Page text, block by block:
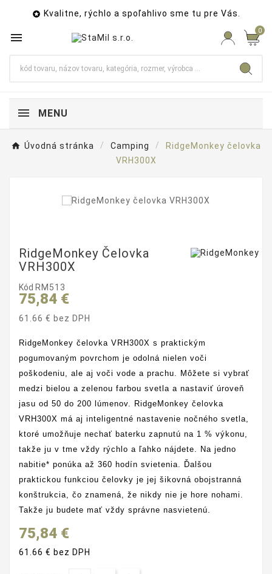
 Kvalitne, rýchlo a spoľahlivo sme tu pre Vás.
 0
MENU
Úvodná stránka Camping
RidgeMonkey čelovka
VRH300X
RidgeMonkey Čelovka
VRH300X
Kód RM513
75,84 €
61.66 € bez DPH
RidgeMonkey čelovka VRH300X s praktickým
pogumovaným povrchom je odolná nielen voči
poškodeniu, ale aj voči vode a prachu. Môžete si vybrať
medzi bielou a zelenou farbou svetla a nastaviť úroveň
jasu od 50 do 200 lúmenov. RidgeMonkey čelovka
VRH300X má aj inteligentné nastavenie nočného svetla,
ktoré umožňuje nechať baterku zapnutú na 1 % výkonu,
takže ju v tme vždy rýchlo a ľahko nájdete. Na jedno
nabitie* ponúka až 360 hodín svietenia. Ďalšou
praktickou funkciou čelovky je jej šikovná obojstranná
konštrukcia, čo znamená, že nikdy nie je hore nohami.
Takže ju budete mať vždy správne nasvietenú.
75,84 €
61.66 € bez DPH